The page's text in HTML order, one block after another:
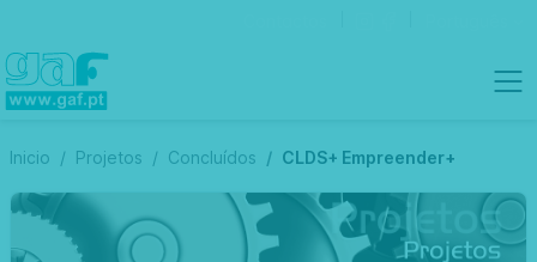
Inicio Projetos Concluídos CLDS+ Empreender+